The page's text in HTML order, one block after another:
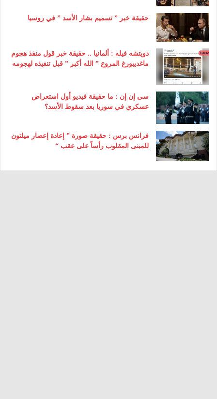
حقيقة خبر ” تسميم بشار الأسد ” في روسيا
دويتشه فيله : ألمانيا .. حقيقة خبر قول منفذ هجوم
ماغديبورغ المروع ” الله أكبر ” قبل تنفيذه لهجومه
سي إن إن : ما حقيقة فيديو أول استعراض
عسكري في سوريا بعد سقوط الأسد؟
فرانس برس : حقيقة صورة ” إعادة إعصار ميلتون
للمبنى المقلوب رأساً على عقب “